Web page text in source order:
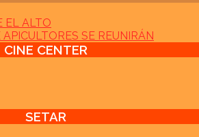
EL ALTO
SE REUNIRÁN
CINE CENTER
SETAR